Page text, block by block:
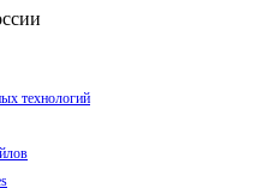
технологий